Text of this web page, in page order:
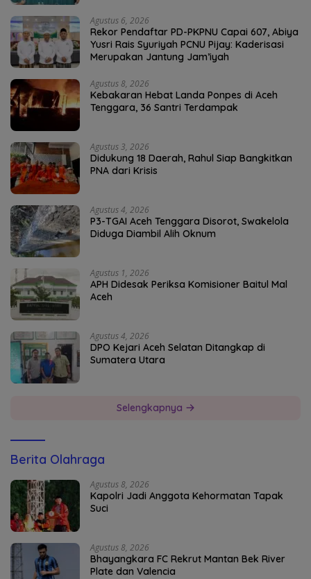
Agustus 6, 2026
Rekor Pendaftar PD-PKPNU Capai 607, Abiya
Yusri Rais Syuriyah PCNU Pijay: Kaderisasi
Merupakan Jantung Jam’iyah
Agustus 8, 2026
Kebakaran Hebat Landa Ponpes di Aceh
Tenggara, 36 Santri Terdampak
Agustus 3, 2026
Didukung 18 Daerah, Rahul Siap Bangkitkan
PNA dari Krisis
Agustus 4, 2026
P3-TGAI Aceh Tenggara Disorot, Swakelola
Diduga Diambil Alih Oknum
Agustus 1, 2026
APH Didesak Periksa Komisioner Baitul Mal
Aceh
Agustus 4, 2026
DPO Kejari Aceh Selatan Ditangkap di
Sumatera Utara
Selengkapnya
Berita Olahraga
Agustus 8, 2026
Kapolri Jadi Anggota Kehormatan Tapak
Suci
Agustus 8, 2026
Bhayangkara FC Rekrut Mantan Bek River
Plate dan Valencia